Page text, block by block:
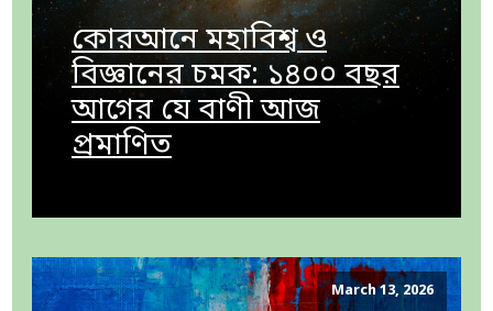
কোরআনে মহাবিশ্ব ও
বিজ্ঞানের চমক: ১৪০০ বছর
আগের যে বাণী আজ
প্রমাণিত
March 13, 2026